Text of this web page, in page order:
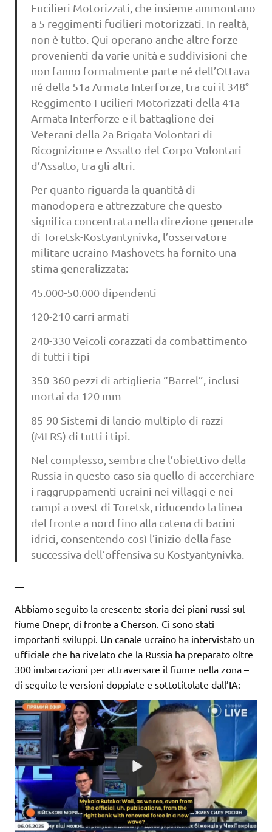
Fucilieri Motorizzati, che insieme ammontano
a 5 reggimenti fucilieri motorizzati. In realtà,
non è tutto. Qui operano anche altre forze
provenienti da varie unità e suddivisioni che
non fanno formalmente parte né dell’Ottava
né della 51a Armata Interforze, tra cui il 348°
Reggimento Fucilieri Motorizzati della 41a
Armata Interforze e il battaglione dei
Veterani della 2a Brigata Volontari di
Ricognizione e Assalto del Corpo Volontari
d’Assalto, tra gli altri.
Per quanto riguarda la quantità di
manodopera e attrezzature che questo
significa concentrata nella direzione generale
di Toretsk-Kostyantynivka, l’osservatore
militare ucraino Mashovets ha fornito una
stima generalizzata:
45.000-50.000 dipendenti
120-210 carri armati
240-330 Veicoli corazzati da combattimento
di tutti i tipi
350-360 pezzi di artiglieria “Barrel”, inclusi
mortai da 120 mm
85-90 Sistemi di lancio multiplo di razzi
(MLRS) di tutti i tipi.
Nel complesso, sembra che l’obiettivo della
Russia in questo caso sia quello di accerchiare
i raggruppamenti ucraini nei villaggi e nei
campi a ovest di Toretsk, riducendo la linea
del fronte a nord fino alla catena di bacini
idrici, consentendo così l’inizio della fase
successiva dell’offensiva su Kostyantynivka.
—
Abbiamo seguito la crescente storia dei piani russi sul
fiume Dnepr, di fronte a Cherson. Ci sono stati
importanti sviluppi. Un canale ucraino ha intervistato un
ufficiale che ha rivelato che la Russia ha preparato oltre
300 imbarcazioni per attraversare il fiume nella zona –
di seguito le versioni doppiate e sottotitolate dall’IA: